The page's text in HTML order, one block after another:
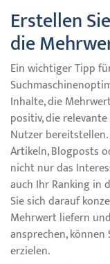
Erstellen
die
Ein wichtiger Tipp
Inhalte, die
positiv, die
Nutzer
Artikeln, Blogposts
nicht nur das
auch Ihr Ranking in
Sie sich darauf
Mehrwert liefern
ansprechen,
erzielen.